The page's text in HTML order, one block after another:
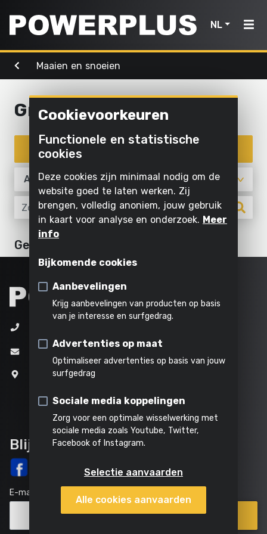
NL
Powertools
en boren
afkorten
Schuren
Slijpen
schoonmaken
Alle
powertools
Tuingereedschap
Buiten
Maaien
snoeien
Zagen
bewerken
Verhakselen
tuingereedschap
licht &
water
met
Opblazen
en laten
leeglopen
Alles in
categorie
Maaien en snoeien
Home
Producten
Powertools
Tuingereedschap
Lucht,
licht
&
water
Alle
producten
Inspiratie
My
Powerplus
Registreer
toestel
Grasmaaier
Combi-apparaat
Haagschaar
Bosmaaier
Grasmaaier
Graskantensnijder
Geen artikelen
info@varo.com
Joseph Van Instraat 9
België
Blijf op de hoogte
E-mail
Inschrijven
Cookievoorkeuren
Functionele en statistische
cookies
Deze cookies zijn minimaal nodig om de
website goed te laten werken. Zij
brengen, volledig anoniem, jouw gebruik
in kaart voor analyse en onderzoek. Meer
info
Bijkomende cookies
Aanbevelingen
Krijg aanbevelingen van producten op basis
van je interesse en surfgedrag.
Advertenties op maat
Optimaliseer advertenties op basis van jouw
surfgedrag
Sociale media koppelingen
Zorg voor een optimale wisselwerking met
sociale media zoals Youtube, Twitter,
Facebook of Instagram.
Selectie aanvaarden
Alle cookies aanvaarden